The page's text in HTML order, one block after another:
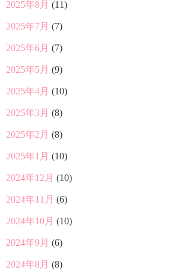
2025年8月 (11)
2025年7月 (7)
2025年6月 (7)
2025年5月 (9)
2025年4月 (10)
2025年3月 (8)
2025年2月 (8)
2025年1月 (10)
2024年12月 (10)
2024年11月 (6)
2024年10月 (10)
2024年9月 (6)
2024年8月 (8)